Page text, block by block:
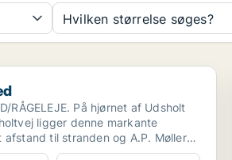
Hvilken størrelse søges?
RÅGELEJE. På hjørnet af Udsholt
ligger denne markante
afstand til stranden og A.P. Møller